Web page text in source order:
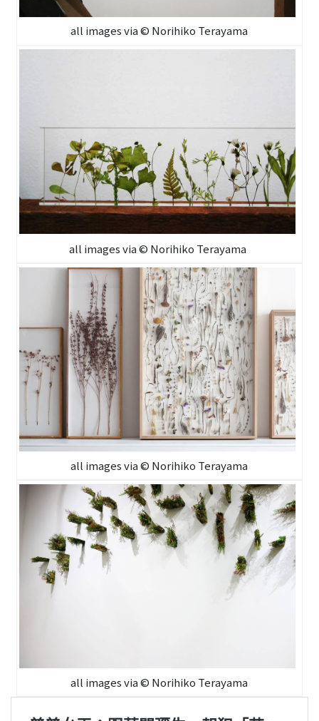
all images via © Norihiko Terayama
all images via © Norihiko Terayama
all images via © Norihiko Terayama
all images via © Norihiko Terayama